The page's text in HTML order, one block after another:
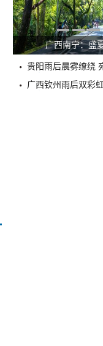
广西南宁：盛
贵阳雨后晨雾缭绕
广西钦州雨后双彩